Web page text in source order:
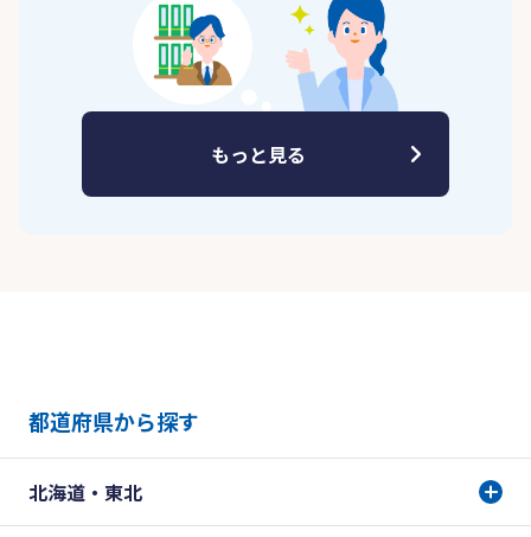
もっと見る
都道府県から探す
北海道・東北